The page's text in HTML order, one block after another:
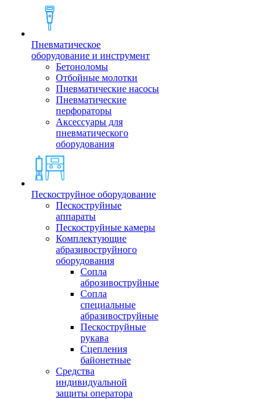
Пневматическое
оборудование и инструмент
Бетоноломы
Отбойные молотки
Пневматические насосы
Пневматические
перфораторы
Аксессуары для
пневматического
оборудования
Пескоструйное оборудование
Пескоструйные
аппараты
Пескоструйные камеры
Комплектующие
абразивоструйного
оборудования
Сопла
аброзивоструйные
Сопла
специальные
абразивоструйные
Пескоструйные
рукава
Сцепления
байонетные
Средства
индивидуальной
защиты оператора